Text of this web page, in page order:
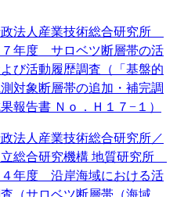
法人産業技術総合研究所
年度 サロベツ断層帯の活
び活動履歴調査（「基盤的
対象断層帯の追加・補完調
報告書 Ｎｏ．Ｈ１７−１）
法人産業技術総合研究所／
総合研究機構 地質研究所
年度 沿岸海域における活